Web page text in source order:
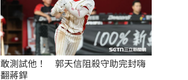
敢測試他！　郭天信阻殺守助完封嗨
翻蔣銲